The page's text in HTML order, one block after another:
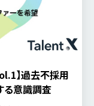
】過去不採用
る意識調査